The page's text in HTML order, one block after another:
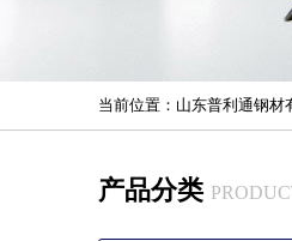
当前位置： 山东普利通钢材
产品分类